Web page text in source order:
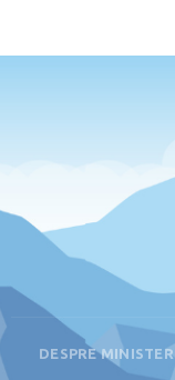
DESPRE MINISTER